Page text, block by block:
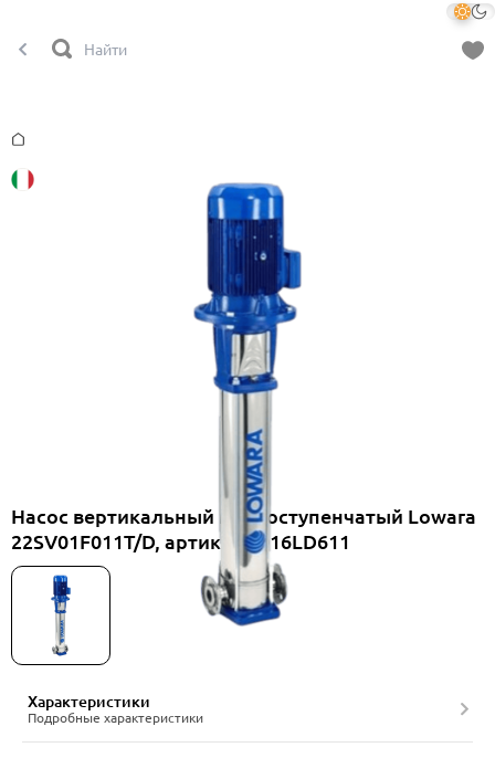
Насос вертикальный многоступенчатый Lowara
22SV01F011T/D, артикул 1016LD611
Характеристики
Подробные характеристики